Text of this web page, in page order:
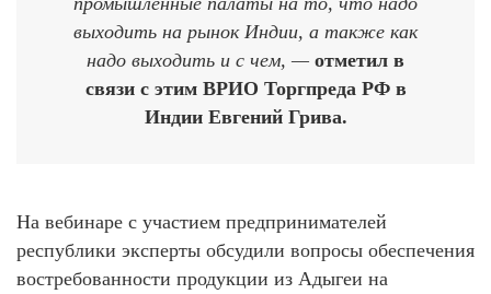
выходить на рынок Индии, а также как
надо выходить и с чем, — отметил в
связи с этим ВРИО Торгпреда РФ в
Индии Евгений Грива.
На вебинаре с участием предпринимателей
республики эксперты обсудили вопросы обеспечения
востребованности продукции из Адыгеи на